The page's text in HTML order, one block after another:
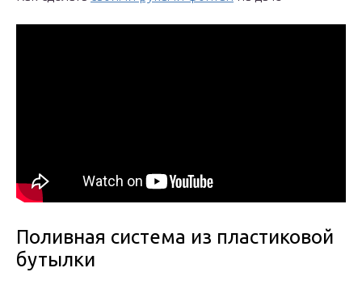
Поливная система из пластиковой
бутылки